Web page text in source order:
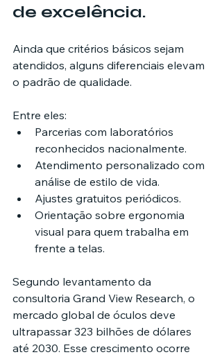
de excelência.
Ainda que critérios básicos sejam
atendidos, alguns diferenciais elevam
o padrão de qualidade.
Entre eles:
Parcerias com laboratórios
reconhecidos nacionalmente.
Atendimento personalizado com
análise de estilo de vida.
Ajustes gratuitos periódicos.
Orientação sobre ergonomia
visual para quem trabalha em
frente a telas.
Segundo levantamento da
consultoria Grand View Research, o
mercado global de óculos deve
ultrapassar 323 bilhões de dólares
até 2030. Esse crescimento ocorre